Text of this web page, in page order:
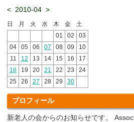
< 2010-04 >
日 月 火 水 木 金
土
01
02
03
04
05 06 07 08 09
10
11
12 13 14 15 16
17
18
19 20 21 22 23
24
25
26 27 28 29 30
プロフィール
新老人の会からのお知らせです。